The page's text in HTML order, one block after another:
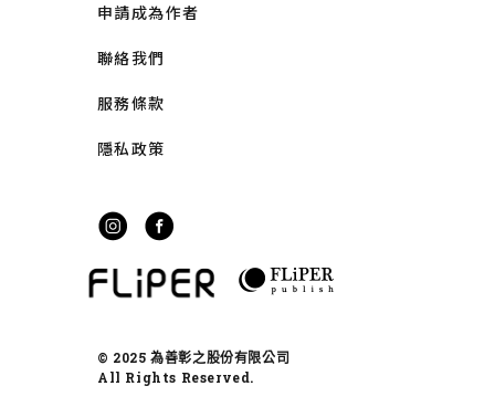
申請成為作者
聯絡我們
服務條款
隱私政策
© 2025 為善彰之股份有限公司
All Rights Reserved.